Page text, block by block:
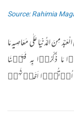
Source: Rahimia
مِنَ الدُّنْیَا عَلٰی مَعَاصِیہِ مَا
مَا ذُکِّرُوۡا بِہٖ فَتَحۡنَا
اُوۡتُوۡۤا اَخَذۡنٰہُمۡ